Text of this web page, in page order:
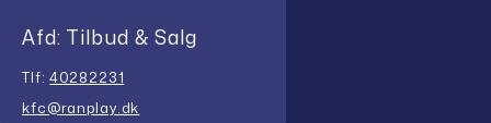
Afd: Tilbud & Salg
Tlf:40282231
kfc@ranplay.dk